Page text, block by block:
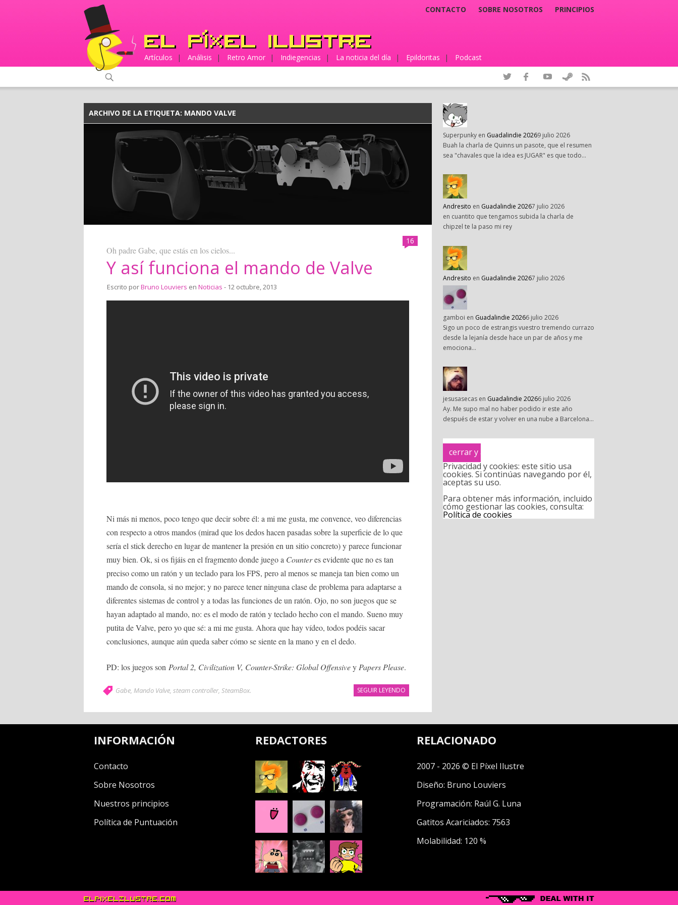
CONTACTO SOBRE NOSOTROS PRINCIPIOS
Artículos | Análisis | Retro Amor | Indiegencias | La noticia del día | Epildoritas | Podcast
ARCHIVO DE LA ETIQUETA: MANDO VALVE
16
Oh padre Gabe, que estás en los cielos...
Y así funciona el mando de Valve
Escrito porBruno Louviers en Noticias - 12 octubre, 2013
Ni más ni menos, poco tengo que decir sobre él: a mi me gusta, me convence, veo diferencias
con respecto a otros mandos (mirad que los dedos hacen pasadas sobre la superficie de lo que
sería el stick derecho en lugar de mantener la presión en un sitio concreto) y parece funcionar
muy bien. Ok, si os fijáis en el fragmento donde juego a Counteres evidente que no es tan
preciso como un ratón y un teclado para los FPS, pero al menos se maneja tan bien como un
mando de consola, si no mejor; y no parece tener ninguna clase de problema para adaptarse a
diferentes sistemas de control y a todas las funciones de un ratón. Ojo, no son juegos que se
hayan adaptado al mando, no: es el modo de ratón y teclado hecho con el mando. Sueno muy
putita de Valve, pero yo que sé: a mi me gusta. Ahora que hay vídeo, todos podéis sacar
conclusiones, aunque aún queda saber cómo se siente en la mano y en el dedo.
PD: los juegos son Portal 2, Civilization V, Counter-Strike: Global OffensiveyPapers Please.
SEGUIR LEYENDO
Gabe, Mando Valve, steam controller, SteamBox.
Superpunky en Guadalindie 20269 julio 2026
Buah la charla de Quinns un pasote, que el resumen
sea "chavales que la idea es JUGAR" es que todo…
Andresito en Guadalindie 20267 julio 2026
en cuantito que tengamos subida la charla de
chipzel te la paso mi rey
Andresito en Guadalindie 20267 julio 2026
gamboi en Guadalindie 20266 julio 2026
Sigo un poco de estrangis vuestro tremendo currazo
desde la lejanía desde hace un par de años y me
emociona…
jesusasecas en Guadalindie 20266 julio 2026
Ay. Me supo mal no haber podido ir este año
después de estar y volver en una nube a Barcelona…
Privacidad y cookies: este sitio usa
cookies. Si continúas navegando por él,
aceptas su uso.
Para obtener más información, incluido
cómo gestionar las cookies, consulta:
Política de cookies
INFORMACIÓN
Contacto
Sobre Nosotros
Nuestros principios
Política de Puntuación
REDACTORES RELACIONADO
2007 - 2026 © El Píxel Ilustre
Diseño: Bruno Louviers
Programación: Raúl G. Luna
Gatitos Acariciados: 7563
Molabilidad: 120 %